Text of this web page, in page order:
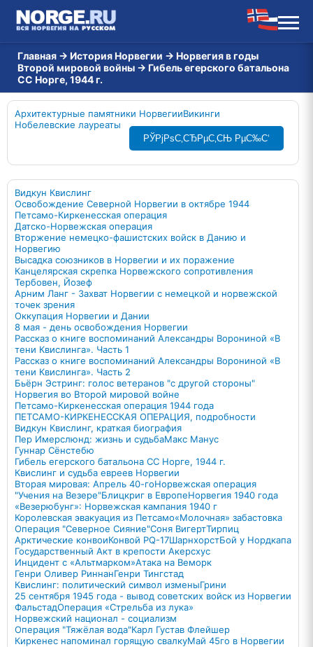
Главная → История Норвегии → Норвегия в годы
Второй мировой войны → Гибель егерского батальона
СС Норге, 1944 г.
Архитектурные памятники НорвегииВикинги
Нобелевские лауреаты
РЎРјРѕС‚СЂРµС‚СЊ РµС‰С‘
Видкун Квислинг
Освобождение Северной Норвегии в октябре 1944
Петсамо-Киркенесская операция
Датско-Норвежская операция
Вторжение немецко-фашистских войск в Данию и
Норвегию
Высадка союзников в Норвегии и их поражение
Канцелярская скрепка Норвежского сопротивления
Тербовен, Йозеф
Арним Ланг - Захват Норвегии с немецкой и норвежской
точек зрения
Оккупация Норвегии и Дании
8 мая - день освобождения Норвегии
Рассказ о книге воспоминаний Александры Ворониной «В
тени Квислинга». Часть 1
Рассказ о книге воспоминаний Александры Ворониной «В
тени Квислинга». Часть 2
Бьёрн Эстринг: голос ветеранов "с другой стороны"
Норвегия во Второй мировой войне
Петсамо-Киркенесская операция 1944 года
ПЕТСАМО-КИРКЕНЕССКАЯ ОПЕРАЦИЯ, подробности
Видкун Квислинг, краткая биография
Пер Имерслюнд: жизнь и судьбаМакс Манус
Гуннар Сёнстебю
Гибель егерского батальона СС Норге, 1944 г.
Квислинг и судьба евреев Норвегии
Вторая мировая: Апрель 40-гоНорвежская операция
"Учения на Везере"Блицкриг в ЕвропеНорвегия 1940 года
«Везерюбунг»: Норвежская кампания 1940 г
Королевская эвакуация из Петсамо«Молочная» забастовка
Операция "Северное Сияние"Соня ВигертТирпиц
Арктические конвоиКонвой PQ-17ШарнхорстБой у Нордкапа
Государственный Акт в крепости Акерсхус
Инцидент с «Альтмарком»Атака на Веморк
Генри Оливер РиннанГенри Тингстад
Квислинг: политический символ изменыГрини
25 сентября 1945 года - вывод советских войск из Норвегии
ФальстадОперация «Стрельба из лука»
Норвежский национал - социализм
Операция "Тяжёлая вода"Карл Густав Флейшер
Киркенес напоминал горящую свалкуМай 45го в Норвегии